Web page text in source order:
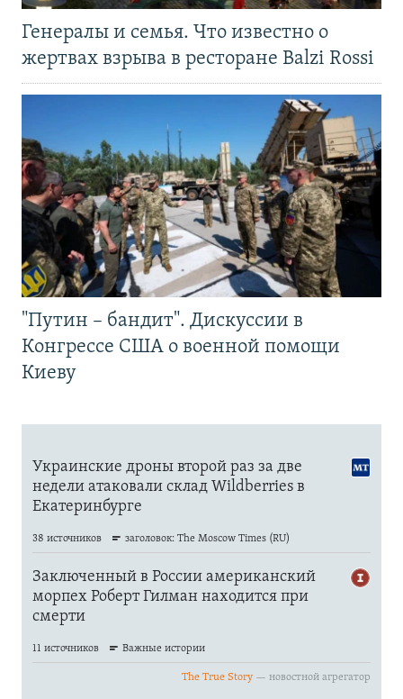
Генералы и семья. Что известно о
жертвах взрыва в ресторане Balzi Rossi
"Путин – бандит". Дискуссии в
Конгрессе США о военной помощи
Киеву